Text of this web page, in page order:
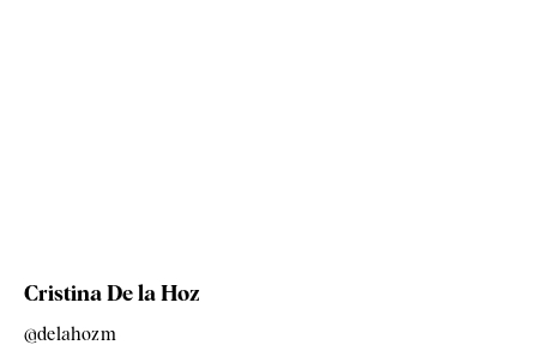
Cristina De la Hoz
@delahozm